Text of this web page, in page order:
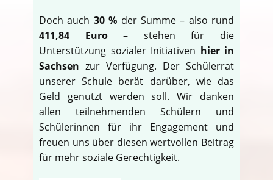
Doch auch 30 % der Summe – also rund
411,84 Euro– stehen für die
Unterstützung sozialer Initiativen hier in
Sachsen zur Verfügung. Der Schülerrat
unserer Schule berät darüber, wie das
Geld genutzt werden soll. Wir danken
allen teilnehmenden Schülern und
Schülerinnen für ihr Engagement und
freuen uns über diesen wertvollen Beitrag
für mehr soziale Gerechtigkeit.